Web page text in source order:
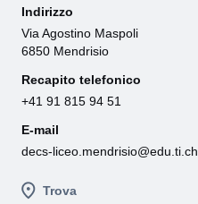
Trova
Indirizzo
Via Agostino Maspoli
6850 Mendrisio
Recapito telefonico
+41 91 815 94 51
E-mail
decs-liceo.mendrisio@edu.ti.ch